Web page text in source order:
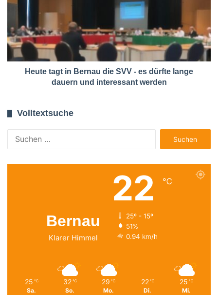
Heute tagt in Bernau die SVV - es dürfte lange
dauern und interessant werden
Volltextsuche
nach:
Bernau
Klarer Himmel
22 ℃
25º - 15º
51%
0.94 km/h
25 ℃
Sa.
32 ℃
So.
29 ℃
Mo.
22 ℃
Di.
25 ℃
Mi.